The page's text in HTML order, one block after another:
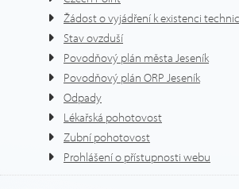
Žádost o vyjádření k existenci
Stav ovzduší
Povodňový plán města Jeseník
Povodňový plán ORP Jeseník
Odpady
Lékařská pohotovost
Zubní pohotovost
Prohlášení o přístupnosti webu